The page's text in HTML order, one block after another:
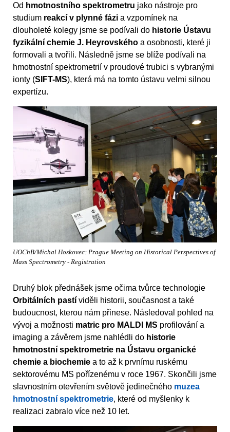
Od hmotnostního spektrometru jako nástroje pro
studium reakcí v plynné fázi a vzpomínek na
dlouholeté kolegy jsme se podívali do historie Ústavu
fyzikální chemie J. Heyrovského a osobnosti, které ji
formovali a tvořili. Následně jsme se blíže podívali na
hmotnostní spektrometrií v proudové trubici s vybranými
ionty (SIFT-MS), která má na tomto ústavu velmi silnou
expertízu.
UOChB/Michal Hoskovec: Prague Meeting on Historical Perspectives of
Mass Spectrometry - Registration
Druhý blok přednášek jsme očima tvůrce technologie
Orbitálních pastí viděli historii, současnost a také
budoucnost, kterou nám přinese. Následoval pohled na
vývoj a možnosti matric pro MALDI MS profilování a
imaging a závěrem jsme nahlédli do historie
hmotnostní spektrometrie na Ústavu organické
chemie a biochemie a to až k prvnímu ruskému
sektorovému MS pořízenému v roce 1967. Skončili jsme
slavnostním otevřením světově jedinečného muzea
hmotnostní spektrometrie, které od myšlenky k
realizaci zabralo více než 10 let.